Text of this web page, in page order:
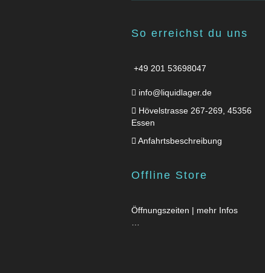
So erreichst du uns
+49 201 53698047
info@liquidlager.de
Hövelstrasse 267-269, 45356
Essen
Anfahrtsbeschreibung
Offline Store
Öffnungszeiten | mehr Infos
…